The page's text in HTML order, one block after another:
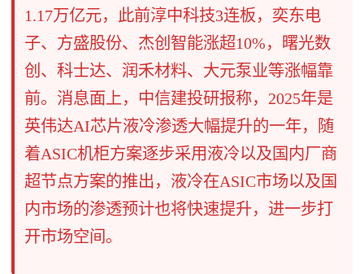
1.17万亿元，此前淳中科技3连板，奕东电
子、方盛股份、杰创智能涨超10%，曙光数
创、科士达、润禾材料、大元泵业等涨幅靠
前。消息面上，中信建投研报称，2025年是
英伟达AI芯片液冷渗透大幅提升的一年，随
着ASIC机柜方案逐步采用液冷以及国内厂商
超节点方案的推出，液冷在ASIC市场以及国
内市场的渗透预计也将快速提升，进一步打
开市场空间。